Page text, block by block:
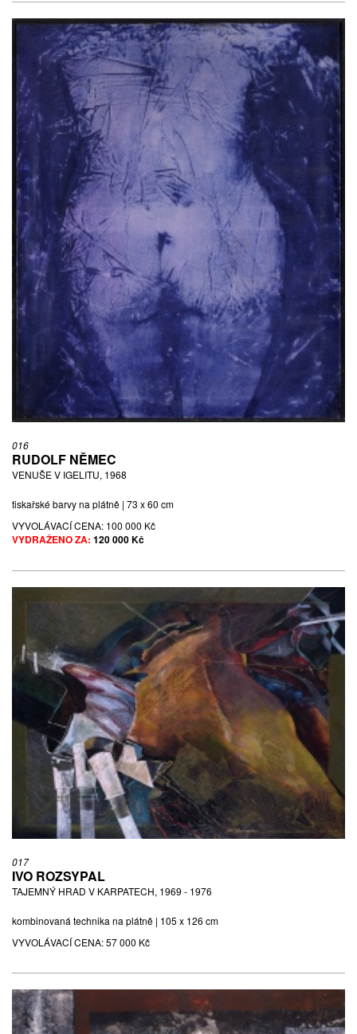
016
RUDOLF NĚMEC
VENUŠE V IGELITU, 1968
tiskařské barvy na plátně | 73 x 60 cm
VYVOLÁVACÍ CENA: 100 000 Kč
VYDRAŽENO ZA: 120 000 Kč
017
IVO ROZSYPAL
TAJEMNÝ HRAD V KARPATECH, 1969 - 1976
kombinovaná technika na plátně | 105 x 126 cm
VYVOLÁVACÍ CENA:57 000 Kč